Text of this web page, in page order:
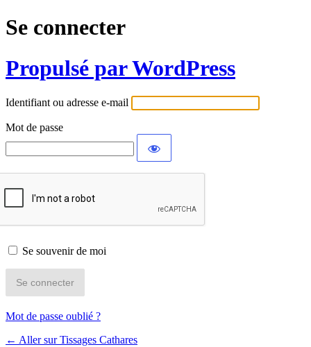
Se connecter
Propulsé par WordPress
Identifiant ou adresse e-mail
Mot de passe
Se souvenir de moi
Mot de passe oublié ?
← Aller sur Tissages Cathares